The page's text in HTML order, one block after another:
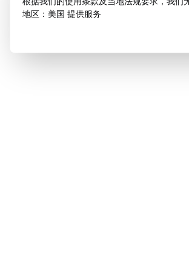
地区：美国 提供服务